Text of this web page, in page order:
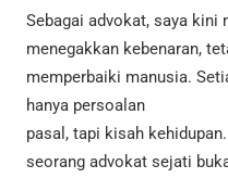
Sebagai advokat, saya kini
menegakkan kebenaran,
memperbaiki manusia.
hanya persoalan
pasal, tapi kisah
seorang advokat sejati